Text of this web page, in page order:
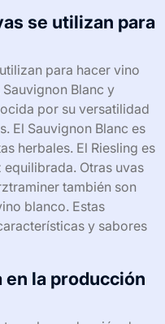
se utilizan para
para hacer vino
Blanc y
por su versatilidad
El Sauvignon Blanc es
herbales. El Riesling es
Otras uvas
también son
blanco. Estas
y sabores
la producción